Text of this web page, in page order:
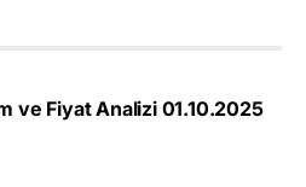
ve Fiyat Analizi 01.10.2025